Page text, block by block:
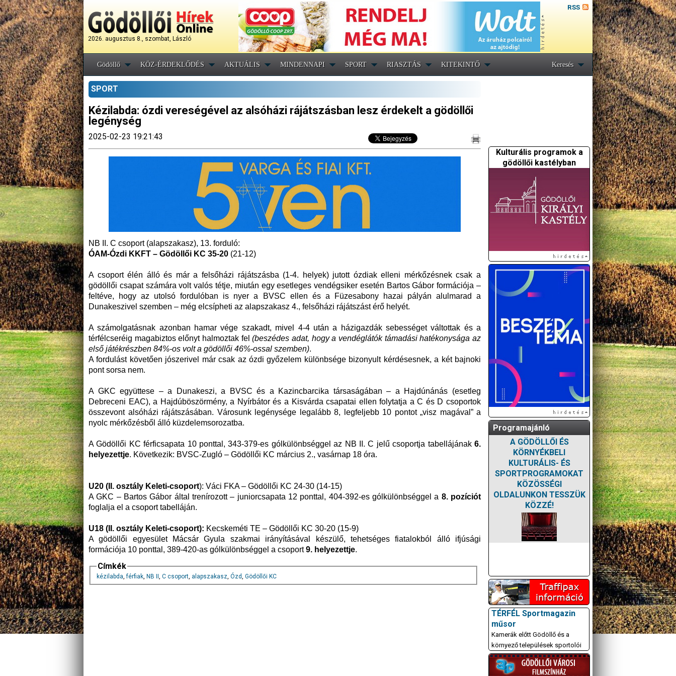
2026. augusztus 8., szombat, László
RSS
Gödöllő KÖZ-ÉRDEKLŐDÉS AKTUÁLIS MINDENNAPI SPORT RIASZTÁS KITEKINTŐ Keresés
SPORT
Kézilabda: ózdi vereségével az alsóházi rájátszásban lesz érdekelt a gödöllői
legénység
2025-02-23 19:21:43
NB II. C csoport (alapszakasz), 13. forduló:
ÓAM-Ózdi KKFT – Gödöllői KC 35-20 (21-12)
A csoport élén álló és már a felsőházi rájátszásba (1-4. helyek) jutott ózdiak elleni mérkőzésnek csak a
gödöllői csapat számára volt valós tétje, miután egy esetleges vendégsiker esetén Bartos Gábor formációja –
feltéve, hogy az utolsó fordulóban is nyer a BVSC ellen és a Füzesabony hazai pályán alulmarad a
Dunakeszivel szemben – még elcsípheti az alapszakasz 4., felsőházi rájátszást érő helyét.
A számolgatásnak azonban hamar vége szakadt, mivel 4-4 után a házigazdák sebességet váltottak és a
térfélcseréig magabiztos előnyt halmoztak fel(beszédes adat, hogy a vendéglátók támadási hatékonysága az
első játékrészben 84%-os volt a gödöllői 46%-ossal szemben).
A fordulást követően jószerivel már csak az ózdi győzelem különbsége bizonyult kérdésesnek, a két bajnoki
pont sorsa nem.
A GKC együttese – a Dunakeszi, a BVSC és a Kazincbarcika társaságában – a Hajdúnánás (esetleg
Debreceni EAC), a Hajdúböszörmény, a Nyírbátor és a Kisvárda csapatai ellen folytatja a C és D csoportok
összevont alsóházi rájátszásában. Városunk legénysége legalább 8, legfeljebb 10 pontot „visz magával” a
nyolc mérkőzésből álló küzdelemsorozatba.
A Gödöllői KC férficsapata 10 ponttal, 343-379-es gólkülönbséggel az NB II. C jelű csoportja tabellájának 6.
helyezettje. Következik: BVSC-Zugló – Gödöllői KC március 2., vasárnap 18 óra.
U20 (II. osztály Keleti-csoport): Váci FKA – Gödöllői KC 24-30 (14-15)
A GKC – Bartos Gábor által trenírozott – juniorcsapata 12 ponttal, 404-392-es gólkülönbséggel a 8. pozíciót
foglalja el a csoport tabelláján.
U18 (II. osztály Keleti-csoport): Kecskeméti TE – Gödöllői KC 30-20 (15-9)
A gödöllői egyesület Mácsár Gyula szakmai irányításával készülő, tehetséges fiatalokból álló ifjúsági
formációja 10 ponttal, 389-420-as gólkülönbséggel a csoport9. helyezettje.
Címkék
kézilabda,férfiak, NB II , C csoport, alapszakasz, Ózd, Gödöllői KC
Kulturális programok a
gödöllői kastélyban
Programajánló
A GÖDÖLLŐI ÉS
KÖRNYÉKBELI
KULTURÁLIS- ÉS
SPORTPROGRAMOKAT
KÖZÖSSÉGI
OLDALUNKON TESSZÜK
KÖZZÉ!
TÉRFÉL Sportmagazin
műsor
Kamerák előtt Gödöllő és a
környező települések sportolói